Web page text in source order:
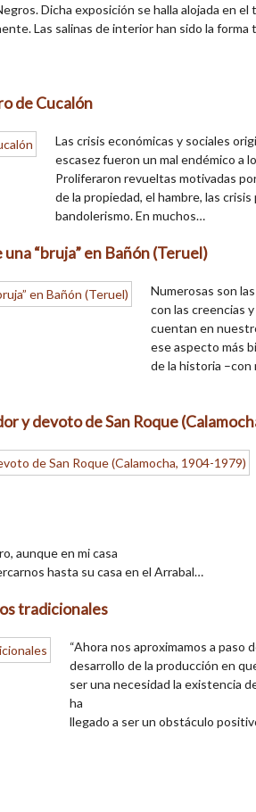
Dicha exposición se halla alojada en
Las salinas de interior han sido la forma
de Cucalón
Las crisis económicas y sociales
escasez fueron un mal endémico a
Proliferaron revueltas motivadas
de la propiedad, el hambre, las crisis
bandolerismo. En muchos…
“bruja” en Bañón (Teruel)
Numerosas son
con las creencias
cuentan en
ese aspecto más
de la historia
y devoto de San Roque
aunque en mi casa
hasta su casa en el Arrabal…
tradicionales
“Ahora nos aproximamos a paso
desarrollo de la producción en
ser una necesidad la existencia
ha
llegado a ser un obstáculo